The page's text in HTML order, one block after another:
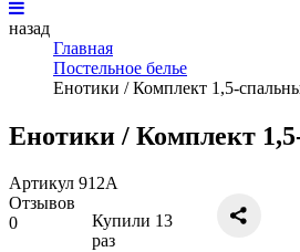
назад
Главная
Постельное белье
Енотики / Комплект 1,5-
Енотики / Комплект
Артикул 912А
Отзывов
0
Купили 13
раз